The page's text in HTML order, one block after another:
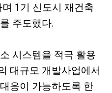
1기 신도시 재건축
주도했다.
시스템을 적극 활용
대규모 개발사업에서
응이 가능하도록 한